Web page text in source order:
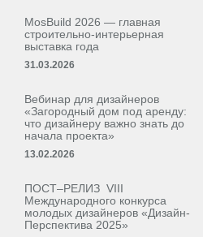
MosBuild 2026 — главная
строительно-интерьерная
выставка года
31.03.2026
Вебинар для дизайнеров
«Загородный дом под аренду:
что дизайнеру важно знать до
начала проекта»
13.02.2026
ПОСТ–РЕЛИЗ VIII
Международного конкурса
молодых дизайнеров «Дизайн-
Перспектива 2025»